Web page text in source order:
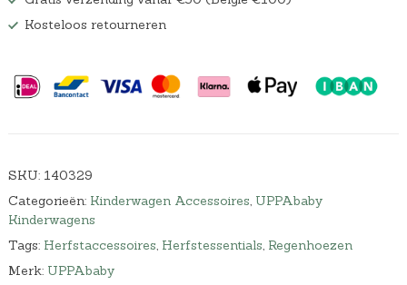
Kosteloos retourneren
SKU: 140329
Categorieën: Kinderwagen Accessoires, UPPAbaby
Kinderwagens
Tags: Herfstaccessoires, Herfstessentials, Regenhoezen
Merk: UPPAbaby